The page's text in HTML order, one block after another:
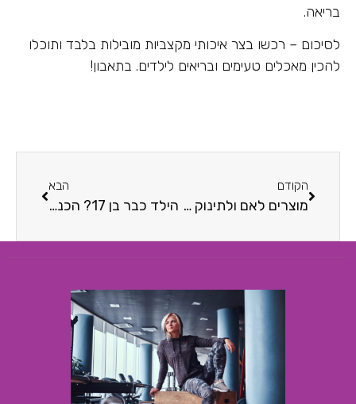
בריאה.
לסיכום – רכשו בצר איכותי מקצביות מובילות בלבד ותוכלו
להכין מאכלים טעימים ובריאים לילדים. בתאבון!
הקודם
מוצרים לאם ולתינוק בזול: זה אפשרי, ופשוט משחשבתם
הבא
הילד כבר בן 17? הכנה לצו ראשון היא מה שצריך לשיבוץ מוצלח בצה"ל